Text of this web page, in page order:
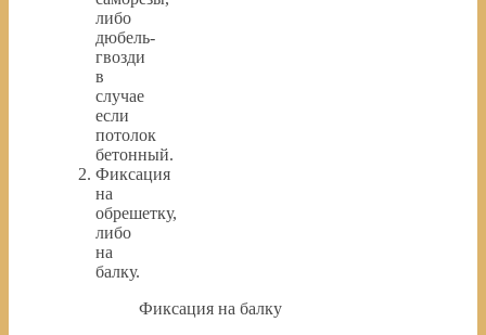
либо
дюбель-
гвозди
в
случае
если
потолок
бетонный.
Фиксация
на
обрешетку,
либо
на
балку.
Фиксация на балку